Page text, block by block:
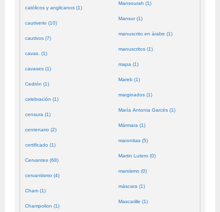
católicos y anglicanos (1)
cautiverio (10)
cautivos (7)
cavas. (1)
cavases (1)
Cedrón (1)
celebración (1)
censura (1)
centenario (2)
certificado (1)
Cervantes (68)
cervantismo (4)
Cham (1)
Champolion (1)
Mansourah (1)
Mansur (1)
manuscrito en árabe (1)
manuscritos (1)
mapa (1)
Mareb (1)
marginados (1)
María Antonia Garcés (1)
Mármara (1)
maronitas (5)
Martin Lutero (0)
marxismo (0)
máscara (1)
Mascarille (1)